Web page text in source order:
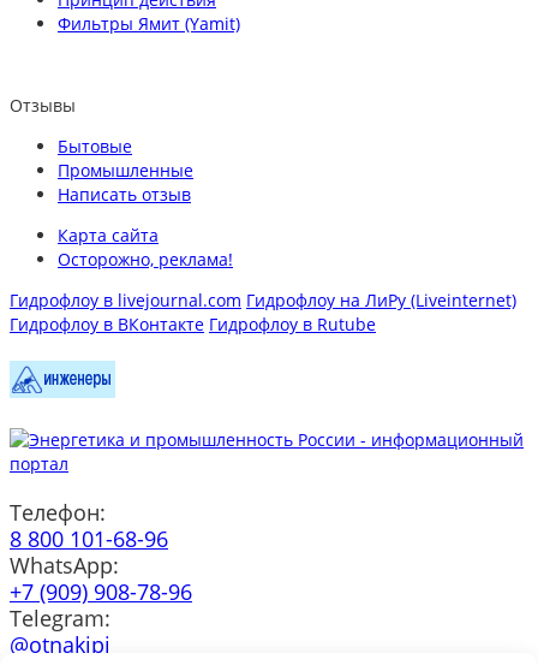
Фильтры Ямит (Yamit)
Отзывы
Бытовые
Промышленные
Написать отзыв
Карта сайта
Осторожно, реклама!
Гидрофлоу в livejournal.com Гидрофлоу на ЛиРу (Liveinternet)
Гидрофлоу в ВКонтакте Гидрофлоу в Rutube
Телефон:
8 800 101-68-96
WhatsApp:
+7 (909) 908-78-96
Telegram:
@otnakipi